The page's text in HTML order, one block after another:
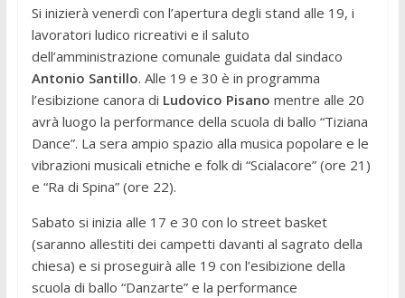
Si inizierà venerdì con l’apertura degli stand alle 19, i
lavoratori ludico ricreativi e il saluto
dell’amministrazione comunale guidata dal sindaco
Antonio Santillo. Alle 19 e 30 è in programma
l’esibizione canora di Ludovico Pisano mentre alle 20
avrà luogo la performance della scuola di ballo “Tiziana
Dance”. La sera ampio spazio alla musica popolare e le
vibrazioni musicali etniche e folk di “Scialacore” (ore 21)
e “Ra di Spina” (ore 22).
Sabato si inizia alle 17 e 30 con lo street basket
(saranno allestiti dei campetti davanti al sagrato della
chiesa) e si proseguirà alle 19 con l’esibizione della
scuola di ballo “Danzarte” e la performance